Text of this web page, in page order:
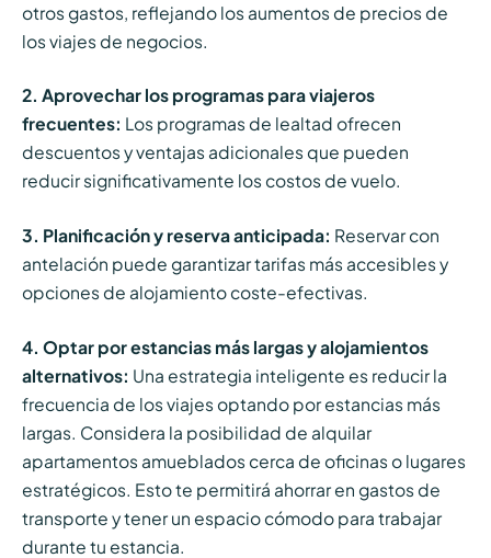
otros gastos, reflejando los aumentos de precios de
los viajes de negocios.
2. Aprovechar los programas para viajeros
frecuentes: Los programas de lealtad ofrecen
descuentos y ventajas adicionales que pueden
reducir significativamente los costos de vuelo.
3. Planificación y reserva anticipada: Reservar con
antelación puede garantizar tarifas más accesibles y
opciones de alojamiento coste-efectivas.
4. Optar por estancias más largas y alojamientos
alternativos: Una estrategia inteligente es reducir la
frecuencia de los viajes optando por estancias más
largas. Considera la posibilidad de alquilar
apartamentos amueblados cerca de oficinas o lugares
estratégicos. Esto te permitirá ahorrar en gastos de
transporte y tener un espacio cómodo para trabajar
durante tu estancia.